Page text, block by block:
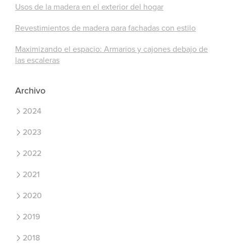
Usos de la madera en el exterior del hogar
Revestimientos de madera para fachadas con estilo
Maximizando el espacio: Armarios y cajones debajo de
las escaleras
Archivo
2024
2023
2022
2021
2020
2019
2018